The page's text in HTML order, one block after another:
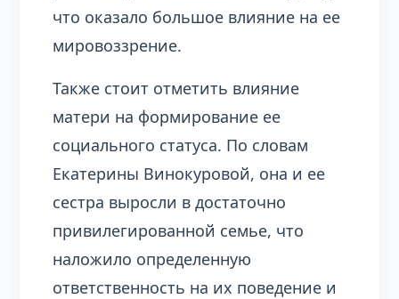
что оказало большое влияние на ее
мировоззрение.
Также стоит отметить влияние
матери на формирование ее
социального статуса. По словам
Екатерины Винокуровой, она и ее
сестра выросли в достаточно
привилегированной семье, что
наложило определенную
ответственность на их поведение и